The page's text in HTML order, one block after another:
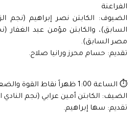
الفراعنة
الضيوف: الكابتن نصر إبراهيم (نجم
السابق)، والكابتن مؤمن عبد الغفار
مصر السابق).
تقديم: حسام محرز ورانيا صلاح.
⏱️ الساعة 1:00 ظهراً نقاط القوة والضعف للتانجو الأرجنتيني
الضيف: الكابتن أمين عرابي (نجم النادي
تقديم: سها إبراهيم.